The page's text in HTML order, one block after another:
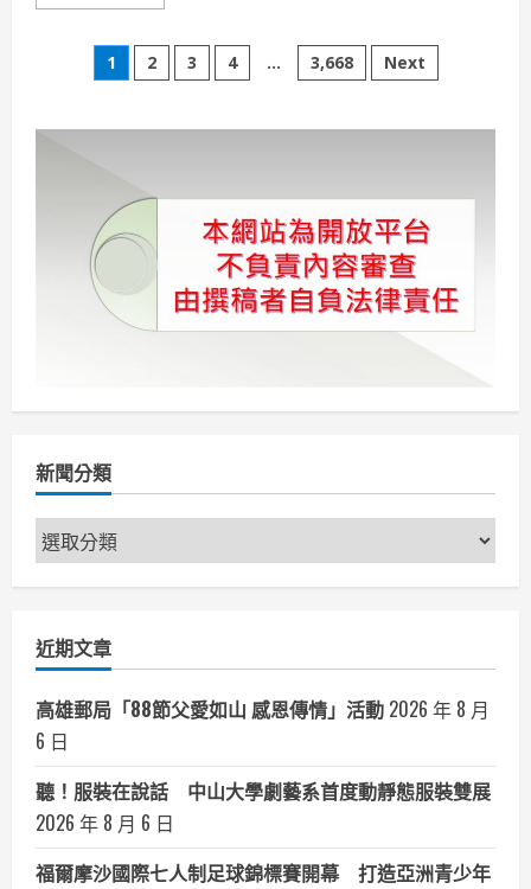
M
南
臺
次
雄
享
時
尚
4/17
正
莓
蛋
糕」
登
場！
文
章
頁
1 2 3 4 ... 3,668 Next
新聞分類
新
聞
近期文章
高雄郵局「88節父愛如山 感恩傳情」活動 2026 年 8 月
6 日
聽！服裝在說話 中山大學劇藝系首度動靜態服裝雙展
2026 年 8 月 6 日
福爾摩沙國際七人制足球錦標賽開幕 打造亞洲青少年